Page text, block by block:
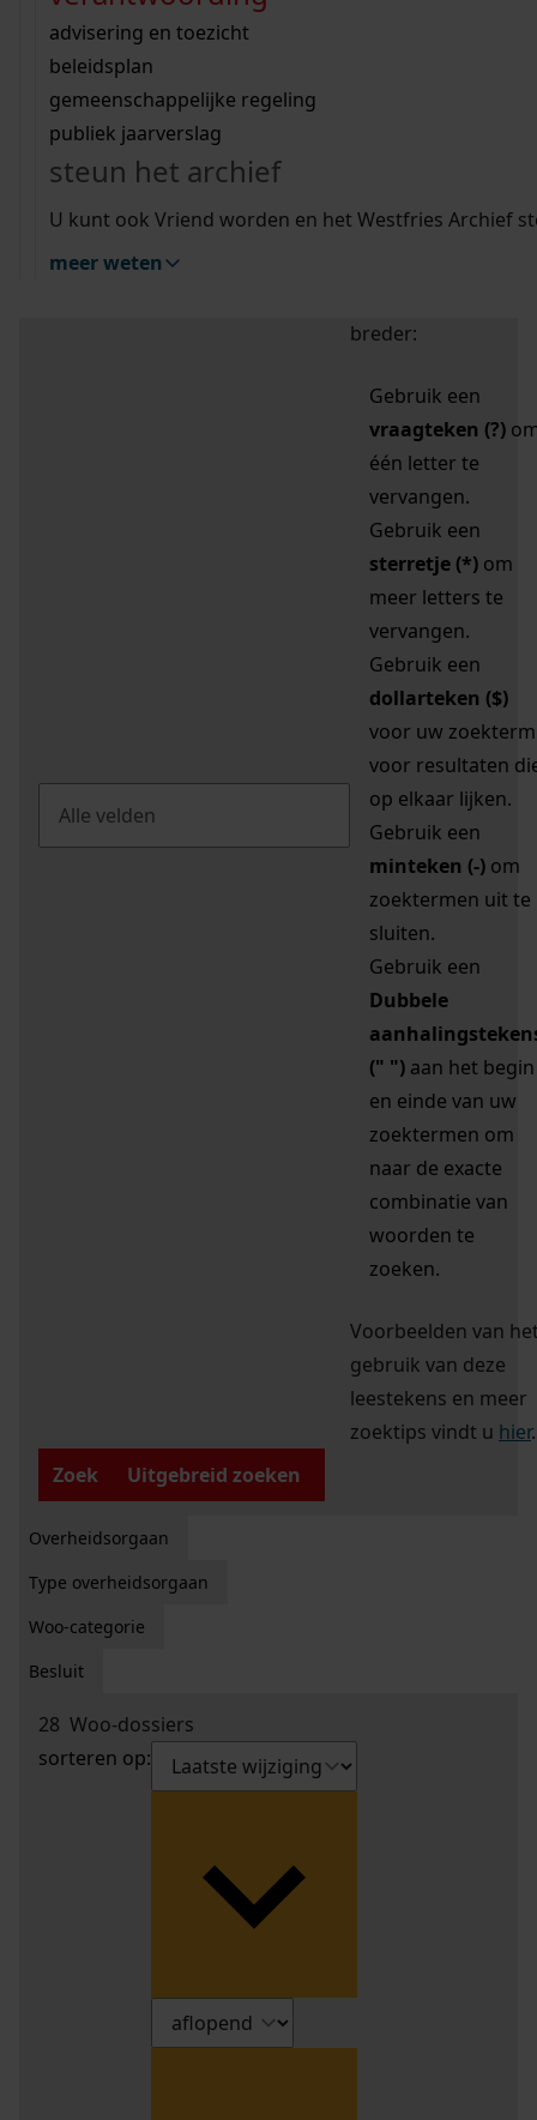
bouwvergunningen
omgevingsvergunningen
vergunningen
beeld en geluid
uitleg nodig?
Wij helpen u op weg met een aantal zoektips.
bekijk alle zoektips
Wij helpen u op weg met een aantal zoektips.
bekijk alle zoektips
bekijk ons geschiedenislokaal
advisering en toezicht
beleidsplan
gemeenschappelijke regeling
publiek jaarverslag
steun het archief
U kunt ook Vriend worden en het Westfries Archief
meer weten
zoektips
Mijn Studiezaal (inloggen)
uw zoekopdracht te
breder:
Gebruik een
vraagteken (?)
één letter te
vervangen.
Gebruik een
sterretje (*) om
meer letters te
vervangen.
Gebruik een
dollarteken ($)
voor uw zoekterm
voor resultaten
op elkaar lijken.
Gebruik een
minteken (-) om
zoektermen uit te
sluiten.
Gebruik een
Dubbele
(" ") aan het begin
en einde van uw
zoektermen om
naar de exacte
combinatie van
woorden te
zoeken.
Voorbeelden van
gebruik van deze
leestekens en meer
zoektips vindt u hier.
Zoek
Uitgebreid zoeken
Overheidsorgaan
Type overheidsorgaan
Woo-categorie
Besluit
28 Woo-dossiers
sorteren op: